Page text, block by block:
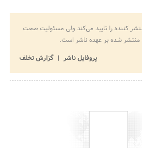
کننده را تایید می‌کند ولی مسئولیت صحت
شده بر عهده ناشر است.
پروفایل ناشر
گزارش تخلف